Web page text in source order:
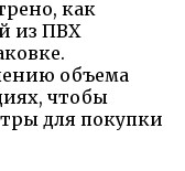
как
из ПВХ
объема
чтобы
для покупки